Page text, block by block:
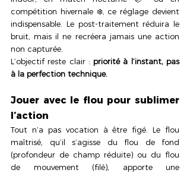
compétition hivernale ❄️, ce réglage devient
indispensable. Le post-traitement réduira le
bruit, mais il ne recréera jamais une action
non capturée.
L’objectif reste clair : priorité à l’instant, pas
à la perfection technique.
Jouer avec le flou pour sublimer
l’action
Tout n’a pas vocation à être figé. Le flou
maîtrisé, qu’il s’agisse du flou de fond
(profondeur de champ réduite) ou du flou
de mouvement (filé), apporte une